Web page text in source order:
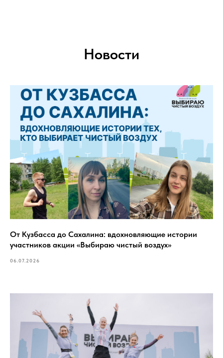
Новости
От Кузбасса до Сахалина: вдохновляющие истории
участников акции «Выбираю чистый воздух»
06.07.2026